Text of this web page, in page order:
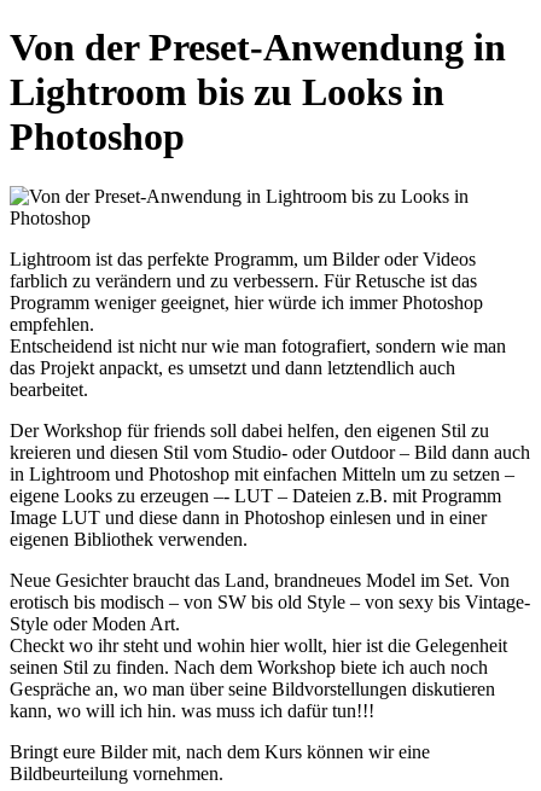
Von der Preset-Anwendung in
Lightroom bis zu Looks in
Photoshop
Lightroom ist das perfekte Programm, um Bilder oder Videos
farblich zu verändern und zu verbessern. Für Retusche ist das
Programm weniger geeignet, hier würde ich immer Photoshop
empfehlen.
Entscheidend ist nicht nur wie man fotografiert, sondern wie man
das Projekt anpackt, es umsetzt und dann letztendlich auch
bearbeitet.
Der Workshop für friends soll dabei helfen, den eigenen Stil zu
kreieren und diesen Stil vom Studio- oder Outdoor – Bild dann auch
in Lightroom und Photoshop mit einfachen Mitteln um zu setzen –
eigene Looks zu erzeugen –- LUT – Dateien z.B. mit Programm
Image LUT und diese dann in Photoshop einlesen und in einer
eigenen Bibliothek verwenden.
Neue Gesichter braucht das Land, brandneues Model im Set. Von
erotisch bis modisch – von SW bis old Style – von sexy bis Vintage-
Style oder Moden Art.
Checkt wo ihr steht und wohin hier wollt, hier ist die Gelegenheit
seinen Stil zu finden. Nach dem Workshop biete ich auch noch
Gespräche an, wo man über seine Bildvorstellungen diskutieren
kann, wo will ich hin. was muss ich dafür tun!!!
Bringt eure Bilder mit, nach dem Kurs können wir eine
Bildbeurteilung vornehmen.